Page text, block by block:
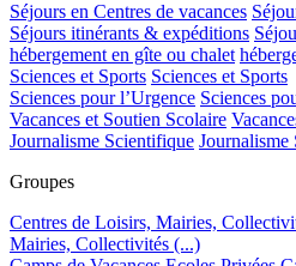
Séjours en Centres de vacances
Séjours itinérants & expéditions
hébergement en gîte ou chalet
Sciences et Sports Sciences et Sports
Sciences pour l’Urgence Sciences
Vacances et Soutien Scolaire
Journalisme Scientifique Journalisme
Groupes
Centres de Loisirs, Mairies,
Mairies, Collectivités (...)